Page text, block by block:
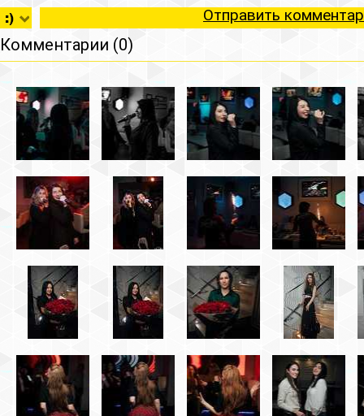
Отправить
Комментарии (0)